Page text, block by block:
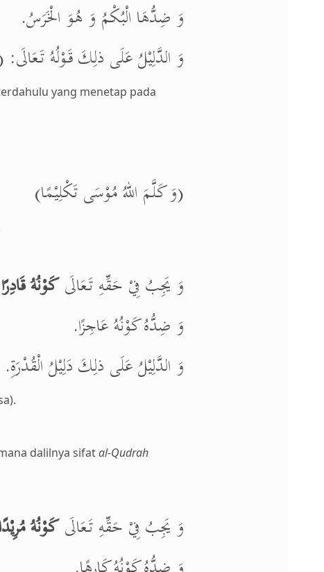
وَ ضِدُّهَا الْبُكْمُ وَ هُوَ الْخَرَسُ.
وَ الدَّلِيْلُ عَلَى ذلِكَ قَوْلُهُ تَعَالَى:
yang menetap pada
(وَ كَلَّمَ اللهُ مُوْسَى تَكْلِيْمًا)
وَ يَجِبُ فِيْ حَقِّهِ تَعَالَىكَوْنُهُ قَادِرًا
وَ ضِدُّهُ كَوْنُهُ عَاجِزًا.
وَ الدَّلِيْلُ عَلَى ذلِكَ دَلِيْلُ الْقُدْرَةِ.
dalilnya sifatal-Qudrah
وَ يَجِبُ فِيْ حَقِّهِ تَعَالَىكَوْنُهُ مُرِيْدًا